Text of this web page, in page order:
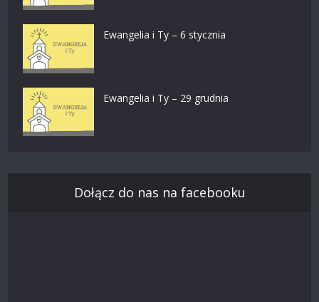
Ewangelia i Ty – 6 stycznia
Ewangelia i Ty – 29 grudnia
Dołącz do nas na facebooku